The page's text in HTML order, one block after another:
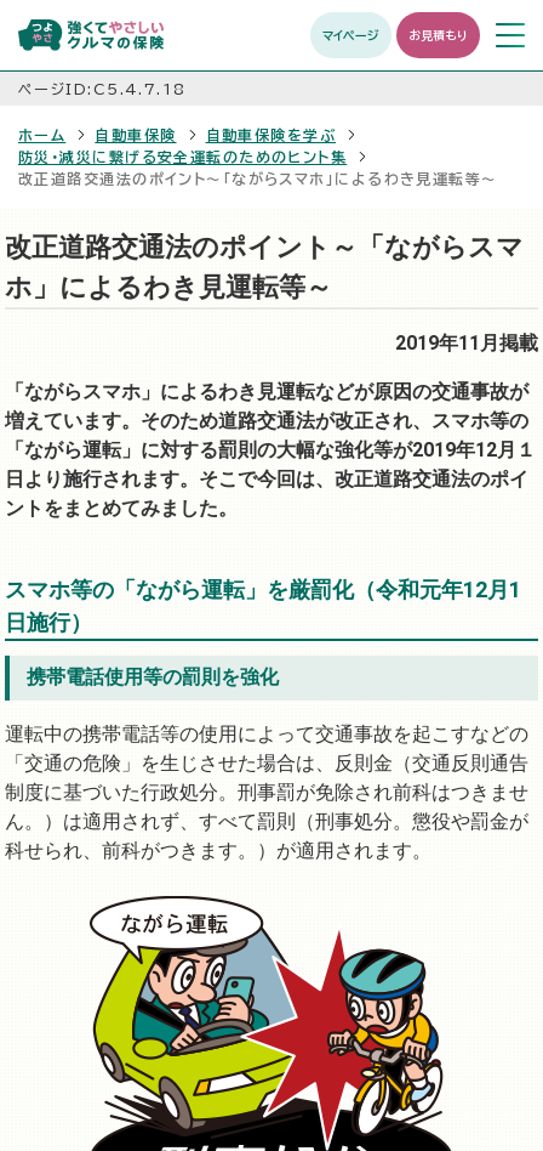
マイページ お見積もり メニュ
開く
ページID:C5.4.7.18
ホーム 自動車保険
自動車保険を学ぶ
防災・減災に繋げる安全運転のためのヒント集
改正道路交通法のポイント～「ながらスマホ」によるわき見運転等～
改正道路交通法のポイント～「ながらスマ
ホ」によるわき見運転等～
2019年11月掲載
「ながらスマホ」によるわき見運転などが原因の交通事故が
増えています。そのため道路交通法が改正され、スマホ等の
「ながら運転」に対する罰則の大幅な強化等が2019年12月１
日より施行されます。そこで今回は、改正道路交通法のポイ
ントをまとめてみました。
スマホ等の「ながら運転」を厳罰化（令和元年12月1
日施行）
携帯電話使用等の罰則を強化
運転中の携帯電話等の使用によって交通事故を起こすなどの
「交通の危険」を生じさせた場合は、反則金（交通反則通告
制度に基づいた行政処分。刑事罰が免除され前科はつきませ
ん。）は適用されず、すべて罰則（刑事処分。懲役や罰金が
科せられ、前科がつきます。）が適用されます。